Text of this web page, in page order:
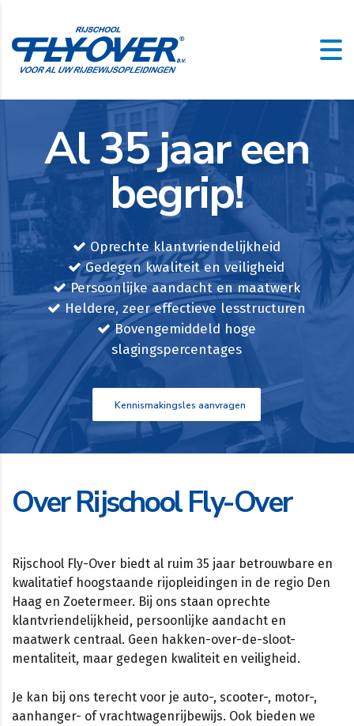
Al 35 jaar een
begrip!
Oprechte klantvriendelijkheid
Gedegen kwaliteit en veiligheid
Persoonlijke aandacht en maatwerk
Heldere, zeer effectieve lesstructuren
Bovengemiddeld hoge
slagingspercentages
Kennismakingsles aanvragen
Over Rijschool Fly-Over
Rijschool Fly-Over biedt al ruim 35 jaar betrouwbare en
kwalitatief hoogstaande rijopleidingen in de regio Den
Haag en Zoetermeer. Bij ons staan oprechte
klantvriendelijkheid, persoonlijke aandacht en
maatwerk centraal. Geen hakken-over-de-sloot-
mentaliteit, maar gedegen kwaliteit en veiligheid.
Je kan bij ons terecht voor je auto-, scooter-, motor-,
aanhanger- of vrachtwagenrijbewijs. Ook bieden we